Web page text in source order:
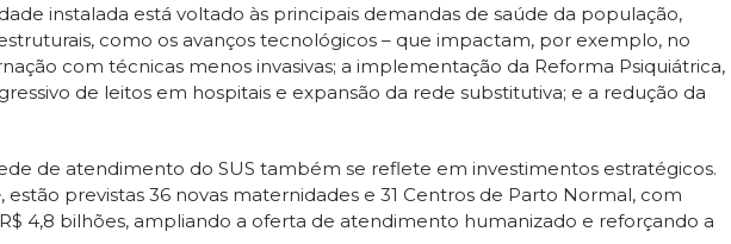
instalada está voltado às principais demandas de saúde da população,
como os avanços tecnológicos – que impactam, por exemplo, no
com técnicas menos invasivas; a implementação da Reforma Psiquiátrica,
de leitos em hospitais e expansão da rede substitutiva; e a redução da
de atendimento do SUS também se reflete em investimentos estratégicos.
, estão previstas 36 novas maternidades e 31 Centros de Parto Normal, com
4,8 bilhões, ampliando a oferta de atendimento humanizado e reforçando a